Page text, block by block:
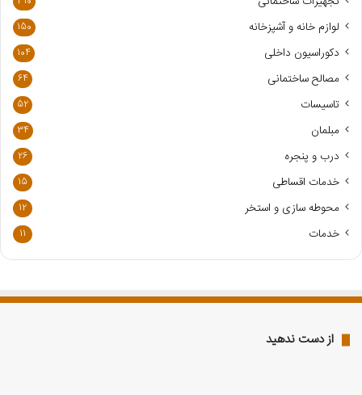
د
ر
و
ا
د
ک
ی
د
لوازم خانه و آشپزخانه 150
دکوراسیون داخلی 104
مصالح ساختمانی 64
تاسیسات 52
مبلمان 34
درب و پنجره 26
خدمات اقساطی 15
محوطه سازی و استخر 12
خدمات 11
از دست ندهید